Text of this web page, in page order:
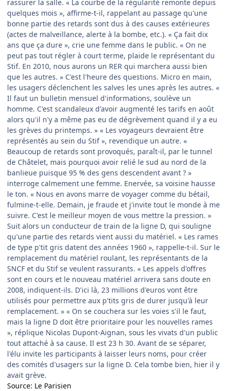
rassurer la salle. « La courbe de la régularité remonte depuis
quelques mois », affirme-t-il, rappelant au passage qu'une
bonne partie des retards sont dus à des causes extérieures
(actes de malveillance, alerte à la bombe, etc.). « Ça fait dix
ans que ça dure », crie une femme dans le public. « On ne
peut pas tout régler à court terme, plaide le représentant du
Stif. En 2010, nous aurons un RER qui marchera aussi bien
que les autres. » C'est l'heure des questions. Micro en main,
les usagers déclenchent les salves les unes après les autres. «
Il faut un bulletin mensuel d'informations, soulève un
homme. C'est scandaleux d'avoir augmenté les tarifs en août
alors qu'il n'y a même pas eu de dégrèvement quand il y a eu
les grèves du printemps. » « Les voyageurs devraient être
représentés au sein du Stif », revendique un autre. «
Beaucoup de retards sont provoqués, paraît-il, par le tunnel
de Châtelet, mais pourquoi avoir relié le sud au nord de la
banlieue puisque 95 % des gens descendent avant ? »
interroge calmement une femme. Enervée, sa voisine hausse
le ton. « Nous en avons marre de voyager comme du bétail,
fulmine-t-elle. Demain, je fraude et j'invite tout le monde à me
suivre. C'est le meilleur moyen de vous mettre la pression. »
Suit alors un conducteur de train de la ligne D, qui souligne
qu'une partie des retards vient aussi du matériel. « Les rames
de type p'tit gris datent des années 1960 », rappelle-t-il. Sur le
remplacement du matériel roulant, les représentants de la
SNCF et du Stif se veulent rassurants. « Les appels d'offres
sont en cours et le nouveau matériel arrivera sans doute en
2008, indiquent-ils. D'ici là, 23 millions d'euros vont être
utilisés pour permettre aux p'tits gris de durer jusqu'à leur
remplacement. » « On se couchera sur les voies s'il le faut,
mais la ligne D doit être prioritaire pour les nouvelles rames
», réplique Nicolas Dupont-Aignan, sous les vivats d'un public
tout attaché à sa cause. Il est 23 h 30. Avant de se séparer,
l'élu invite les participants à laisser leurs noms, pour créer
des comités d'usagers sur la ligne D. Cela tombe bien, hier il y
avait grève.
Source: Le Parisien